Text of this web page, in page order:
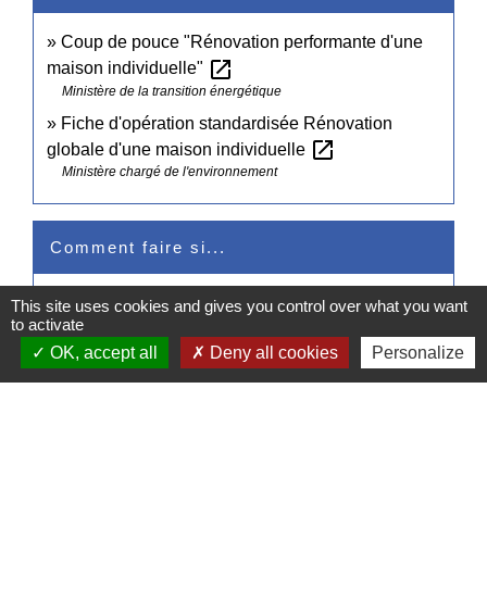
Coup de pouce "Rénovation performante d'une
maison individuelle" open_in_new
Ministère de la transition énergétique
Fiche d'opération standardisée Rénovation
globale d'une maison individuelle open_in_new
Ministère chargé de l'environnement
Comment faire si...
J'achète un logement
Signaler une erreur sur cette page
This site uses cookies and gives you control over what you want
to activate
OK, accept all
Deny all cookies Personalize